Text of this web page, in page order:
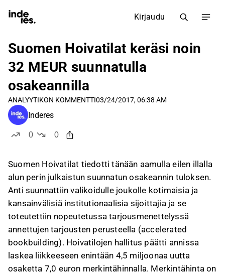
Kirjaudu
Suomen Hoivatilat keräsi noin
32 MEUR suunnatulla
osakeannilla
ANALYYTIKON KOMMENTTI03/24/2017, 06:38 AM
Inderes
0
0
Suomen Hoivatilat tiedotti tänään aamulla eilen illalla
alun perin julkaistun suunnatun osakeannin tuloksen.
Anti suunnattiin valikoidulle joukolle kotimaisia ja
kansainvälisiä institutionaalisia sijoittajia ja se
toteutettiin nopeutetussa tarjousmenettelyssä
annettujen tarjousten perusteella (accelerated
bookbuilding). Hoivatilojen hallitus päätti annissa
laskea liikkeeseen enintään 4,5 miljoonaa uutta
osaketta 7,0 euron merkintähinnalla. Merkintähinta on